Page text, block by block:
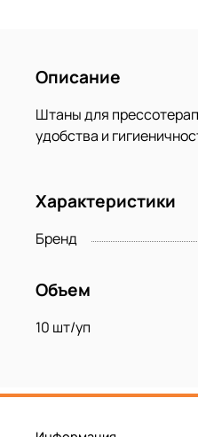
Описание
Штаны для
удобства и
Характеристики
Бренд
Объем
10 шт/уп